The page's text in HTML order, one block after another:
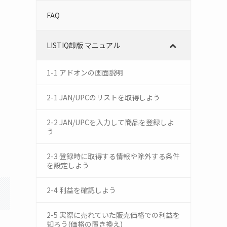
FAQ
LISTIQ卸版 マニュアル
1-1 アドオンの画面説明
2-1 JAN/UPCのリストを取得しよう
2-2 JAN/UPCを入力して商品を登録しよ
う
2-3 登録時に取得する情報や除外する条件
を設定しよう
2-4 利益を確認しよう
2-5 実際に売れていた販売価格での利益を
知ろう(価格の置き換え)